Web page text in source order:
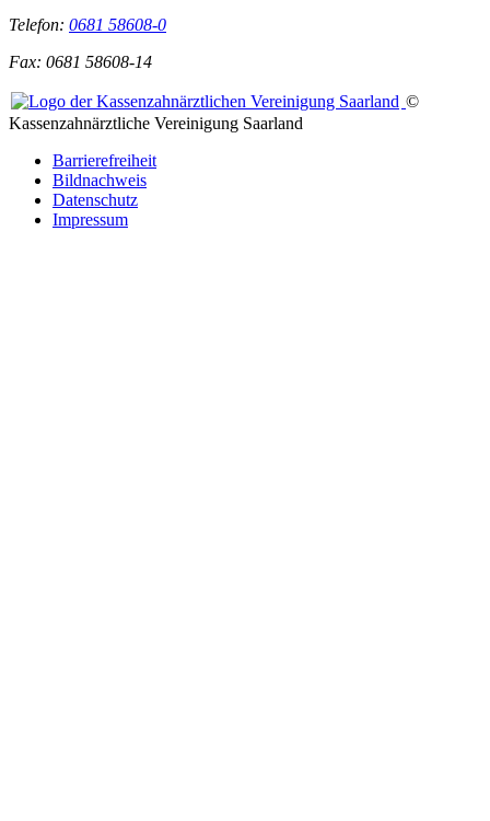
Telefon: 0681 58608-0
Fax: 0681 58608-14
©
Kassenzahnärztliche Vereinigung Saarland
Barrierefreiheit
Bildnachweis
Datenschutz
Impressum